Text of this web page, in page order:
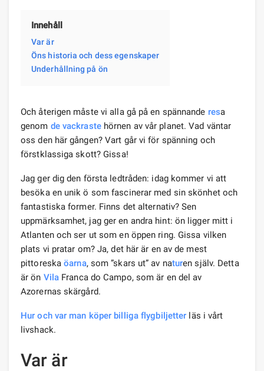
Innehåll
Var är
Öns historia och dess egenskaper
Underhållning på ön
Och återigen måste vi alla gå på en spännande resa
genom de vackrastehörnen av vår planet. Vad väntar
oss den här gången? Vart går vi för spänning och
förstklassiga skott? Gissa!
Jag ger dig den första ledtråden: idag kommer vi att
besöka en unik ö som fascinerar med sin skönhet och
fantastiska former. Finns det alternativ? Sen
uppmärksamhet, jag ger en andra hint: ön ligger mitt i
Atlanten och ser ut som en öppen ring. Gissa vilken
plats vi pratar om? Ja, det här är en av de mest
pittoreskaöarna, som ”skars ut” av naturen själv. Detta
är ön Vila Franca do Campo, som är en del av
Azorernas skärgård.
Hur och var man köper billiga flygbiljetter läs i vårt
livshack.
Var är